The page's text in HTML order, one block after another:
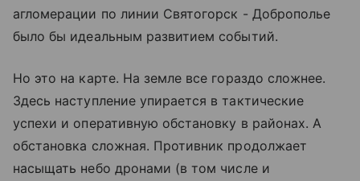
агломерации по линии Святогорск - Доброполье
было бы идеальным развитием событий.
Но это на карте. На земле все гораздо сложнее.
Здесь наступление упирается в тактические
успехи и оперативную обстановку в районах. А
обстановка сложная. Противник продолжает
насыщать небо дронами (в том числе и